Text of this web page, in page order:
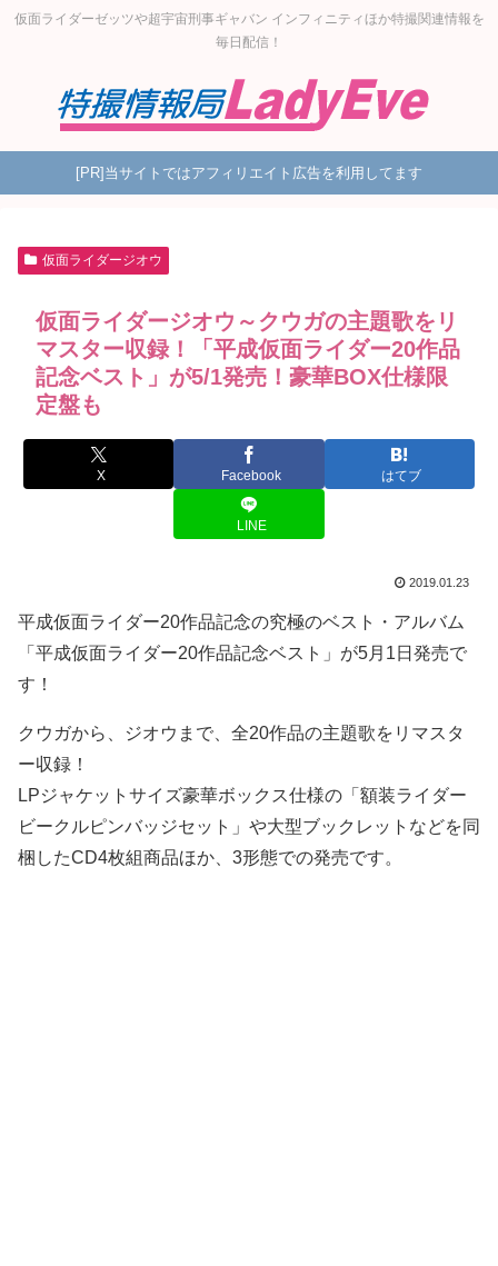
仮面ライダーゼッツや超宇宙刑事ギャバン インフィニティほか特撮関連情報を
毎日配信！
[PR]当サイトではアフィリエイト広告を利用してます
仮面ライダージオウ
仮面ライダージオウ～クウガの主題歌をリ
マスター収録！「平成仮面ライダー20作品
記念ベスト」が5/1発売！豪華BOX仕様限
定盤も
X Facebook はてブ
LINE
2019.01.23
平成仮面ライダー20作品記念の究極のベスト・アルバム
「平成仮面ライダー20作品記念ベスト」が5月1日発売で
す！
クウガから、ジオウまで、全20作品の主題歌をリマスタ
ー収録！
LPジャケットサイズ豪華ボックス仕様の「額装ライダー
ビークルピンバッジセット」や大型ブックレットなどを同
梱したCD4枚組商品ほか、3形態での発売です。